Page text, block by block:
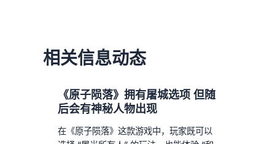
相关信息动态
《原子陨落》拥有屠城选项 但随
后会有神秘人物出现
在《原子陨落》这款游戏中，玩家既可以